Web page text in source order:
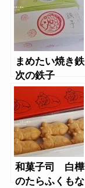
まめたい焼き鉄
次の鉄子
和菓子司 白樺
のたらふくもな